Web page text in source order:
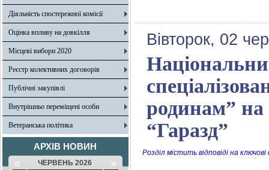
Діяльність спостережної комісії
Оцінка впливу на довкілля
Місцеві вибори 2020
Реєстр колективних договорів
Публічні закупівлі
Внутрішньо переміщені особи
Ветеранська політика
АРХІВ НОВИН
« ЧЕРВЕНЬ 2026 »
Вівторок, 02
родинам” на
“Гаразд”
Розділ містить відповіді на